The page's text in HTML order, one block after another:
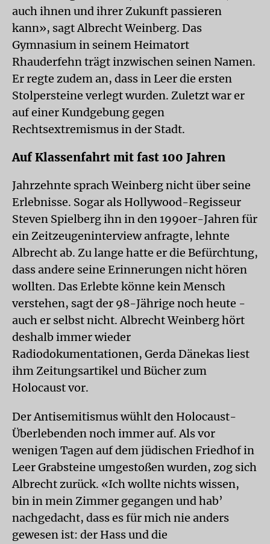
auch ihnen und ihrer Zukunft passieren
kann», sagt Albrecht Weinberg. Das
Gymnasium in seinem Heimatort
Rhauderfehn trägt inzwischen seinen Namen.
Er regte zudem an, dass in Leer die ersten
Stolpersteine verlegt wurden. Zuletzt war er
auf einer Kundgebung gegen
Rechtsextremismus in der Stadt.
Auf Klassenfahrt mit fast 100 Jahren
Jahrzehnte sprach Weinberg nicht über seine
Erlebnisse. Sogar als Hollywood-Regisseur
Steven Spielberg ihn in den 1990er-Jahren für
ein Zeitzeugeninterview anfragte, lehnte
Albrecht ab. Zu lange hatte er die Befürchtung,
dass andere seine Erinnerungen nicht hören
wollten. Das Erlebte könne kein Mensch
verstehen, sagt der 98-Jährige noch heute -
auch er selbst nicht. Albrecht Weinberg hört
deshalb immer wieder
Radiodokumentationen, Gerda Dänekas liest
ihm Zeitungsartikel und Bücher zum
Holocaust vor.
Der Antisemitismus wühlt den Holocaust-
Überlebenden noch immer auf. Als vor
wenigen Tagen auf dem jüdischen Friedhof in
Leer Grabsteine umgestoßen wurden, zog sich
Albrecht zurück. «Ich wollte nichts wissen,
bin in mein Zimmer gegangen und hab’
nachgedacht, dass es für mich nie anders
gewesen ist: der Hass und die